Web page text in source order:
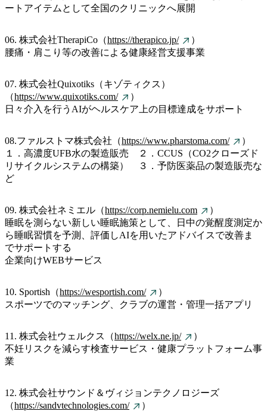
ートアイテムとして全国のクリニックへ展開
06. 株式会社TherapiCo（https://therapico.jp/
）
腰痛・肩こり等の改善による健康経営支援事業
07. 株式会社Quixotiks（キゾティクス）
（https://www.quixotiks.com/
）
日々介入を行うAIがヘルスケア上の目標達成をサポート
08.ファルストマ株式会社（https://www.pharstoma.com/
）
１．高濃度UFB水の製造販売 ２．CCUS（CO2クローズド
リサイクルシステムの構築） ３．予防医薬品の製造販売な
ど
09. 株式会社ネミエル（https://corp.nemielu.com
）
睡眠を測らない新しい睡眠施策として、日中の覚醒度測定か
ら睡眠習慣を予測、評価しAIを用いたアドバイスで改善ま
でサポートする
企業向けWEBサービス
10. Sportish（https://wesportish.com/
）
スポーツでのマッチング、クラブの運営・管理一括アプリ
11. 株式会社ウェルクス（https://welx.ne.jp/
）
不妊リスクを減らす検査サービス・健康プラットフォーム事
業
12. 株式会社サウンド＆ヴィジョンテクノロジーズ
（https://sandvtechnologies.com/
）